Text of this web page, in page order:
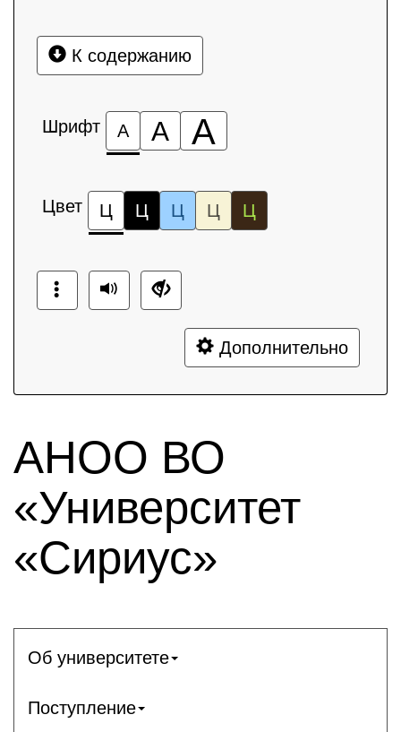
К содержанию
Шрифт А А А
Цвет Ц Ц Ц Ц Ц
Дополнительно
АНОО ВО
«Университет
«Сириус»
Об университете
Поступление